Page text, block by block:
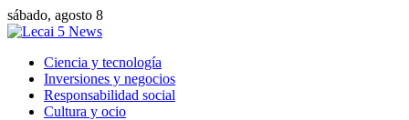
sábado, agosto 8
Ciencia y tecnología
Inversiones y negocios
Responsabilidad social
Cultura y ocio